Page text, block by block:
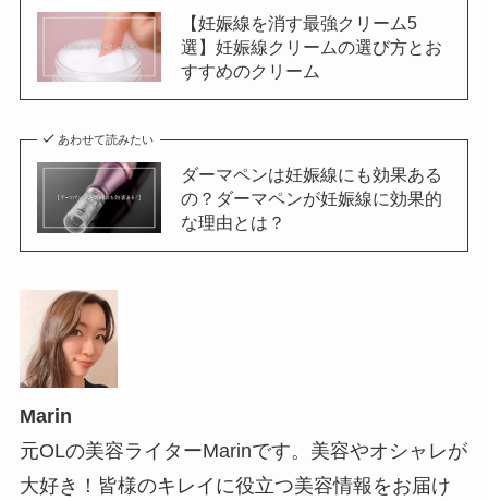
【妊娠線を消す最強クリーム5
選】妊娠線クリームの選び方とお
すすめのクリーム
あわせて読みたい
ダーマペンは妊娠線にも効果ある
の？ダーマペンが妊娠線に効果的
な理由とは？
Marin
元OLの美容ライターMarinです。美容やオシャレが
大好き！皆様のキレイに役立つ美容情報をお届け